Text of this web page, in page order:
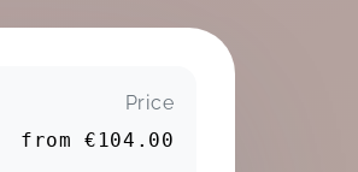
Price
from€104.00